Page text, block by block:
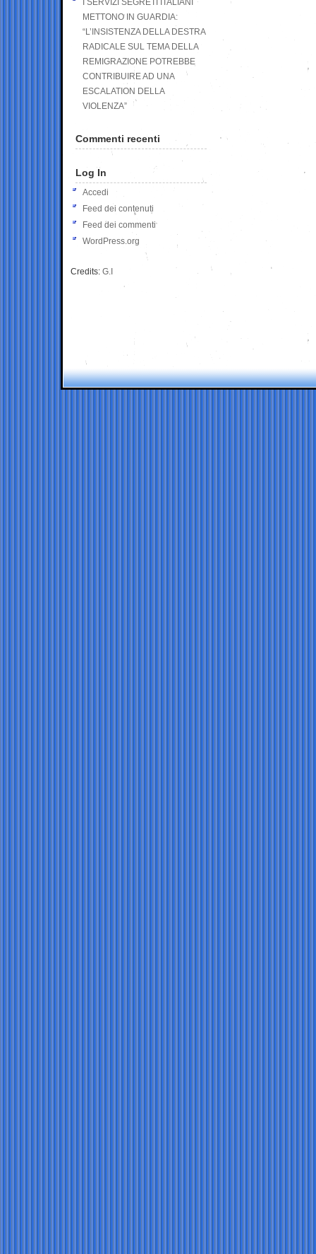
I SERVIZI SEGRETI ITALIANI
METTONO IN GUARDIA:
“L’INSISTENZA DELLA DESTRA
RADICALE SUL TEMA DELLA
REMIGRAZIONE POTREBBE
CONTRIBUIRE AD UNA
ESCALATION DELLA
VIOLENZA”
Commenti recenti
Log In
Accedi
Feed dei contenuti
Feed dei commenti
WordPress.org
Credits: G.I